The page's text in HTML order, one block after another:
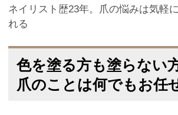
ネイリスト歴23年。爪の悩みは気軽
れる
色を塗る方も塗らない
爪のことは何でもお任